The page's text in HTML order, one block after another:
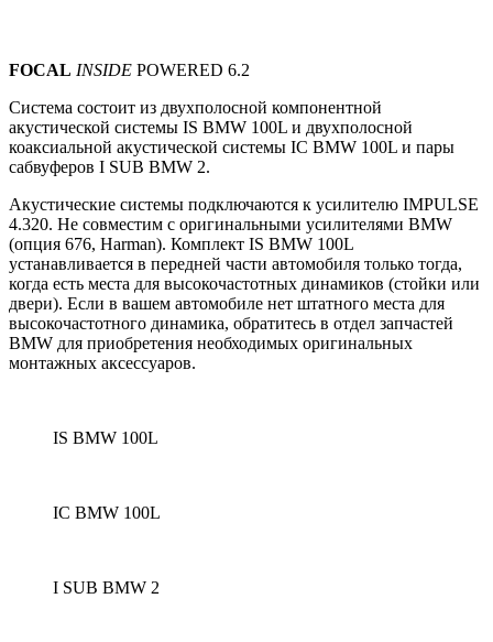
FOCAL INSIDE POWERED 6.2
Система состоит из двухполосной компонентной
акустической системы IS BMW 100L и двухполосной
коаксиальной акустической системы IC BMW 100L и пары
сабвуферов I SUB BMW 2.
Акустические системы подключаются к усилителю IMPULSE
4.320. Не совместим с оригинальными усилителями BMW
(опция 676, Harman). Комплект IS BMW 100L
устанавливается в передней части автомобиля только тогда,
когда есть места для высокочастотных динамиков (стойки или
двери). Если в вашем автомобиле нет штатного места для
высокочастотного динамика, обратитесь в отдел запчастей
BMW для приобретения необходимых оригинальных
монтажных аксессуаров.
IS BMW 100L
IC BMW 100L
I SUB BMW 2